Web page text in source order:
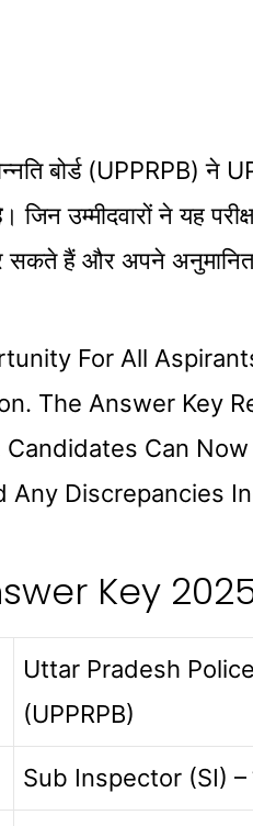
बोर्ड (UPPRPB)
। जिन उम्मीदवारों ने यह
हैं और अपने
For All
The Answer Key
Can
Any Discrepancies
Key
Uttar Pradesh
(UPPRPB)
Sub Inspector (SI) –